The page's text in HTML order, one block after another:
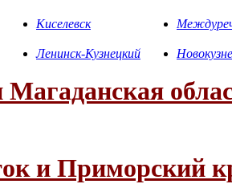
Киселевск
Ленинск-Кузнецкий
и Приморский